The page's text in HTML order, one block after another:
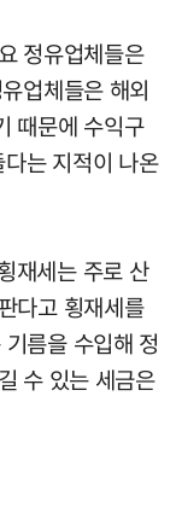
정유업체들은
업체들은 해외
때문에 수익구
는 지적이 나온
재세는 주로 산
다고 횡재세를
름을 수입해 정
수 있는 세금은